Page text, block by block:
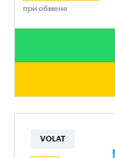
при обмене
VOLAT